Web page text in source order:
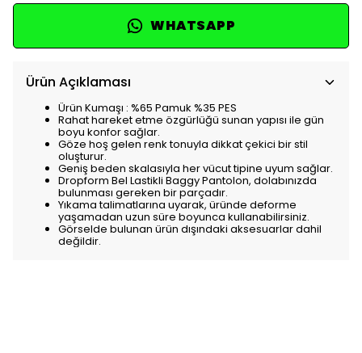
WHATSAPP
Ürün Açıklaması
Ürün Kumaşı : %65 Pamuk %35 PES
Rahat hareket etme özgürlüğü sunan yapısı ile gün
boyu konfor sağlar.
Göze hoş gelen renk tonuyla dikkat çekici bir stil
oluşturur.
Geniş beden skalasıyla her vücut tipine uyum sağlar.
Dropform Bel Lastikli Baggy Pantolon, dolabınızda
bulunması gereken bir parçadır.
Yıkama talimatlarına uyarak, üründe deforme
yaşamadan uzun süre boyunca kullanabilirsiniz.
Görselde bulunan ürün dışındaki aksesuarlar dahil
değildir.